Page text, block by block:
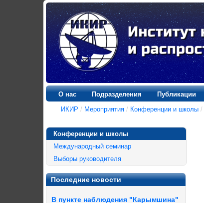
О нас Подразделения Публикации
ИКИР / Мероприятия / Конференции и школы /
Конференции и школы
Международный семинар
Выборы руководителя
Последние новости
В пункте наблюдения "Карымшина"